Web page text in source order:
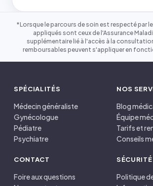
*Lorsque le parcours de soin est respecté par
appliqués sont ceux de l'Assurance
supplémentaire lié à l'accès à la
remboursables peuvent s'appliquer en
SPÉCIALITÉS
Médecin généraliste
Gynécologue
Pédiatre
Psychiatre
NOS
Blog
Équipe
Tarifs et
Conseils
CONTACT
Foire aux questions
SÉCURITÉ
Politique